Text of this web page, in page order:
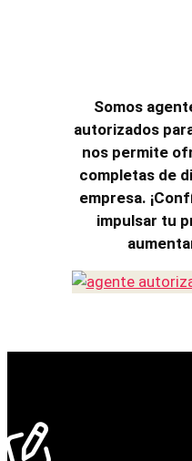
Somos
autorizados
nos permite
completas de
empresa.
impulsar tu